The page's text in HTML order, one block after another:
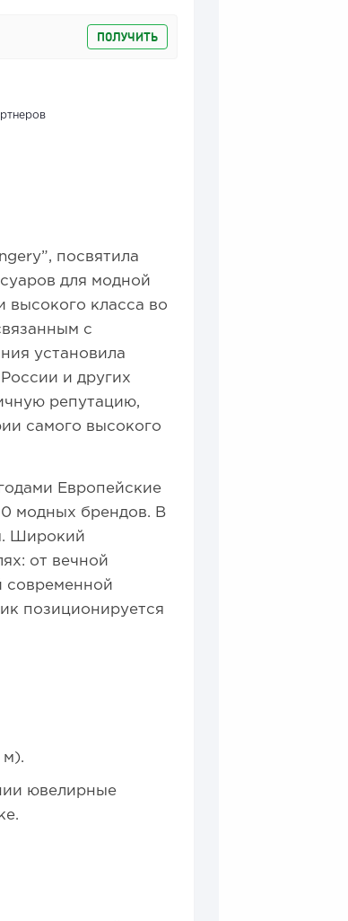
ПОЛУЧИТЬ
посвятила
для модной
класса во
с
установила
и других
репутацию,
самого высокого
Европейские
модных брендов. В
Широкий
от вечной
современной
позиционируется
м).
ювелирные